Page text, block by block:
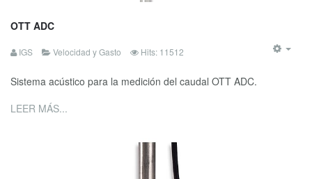
OTT ADC
IGS Velocidad y Gasto Hits: 11512
Sistema acústico para la medición del caudal OTT ADC.
LEER MÁS...